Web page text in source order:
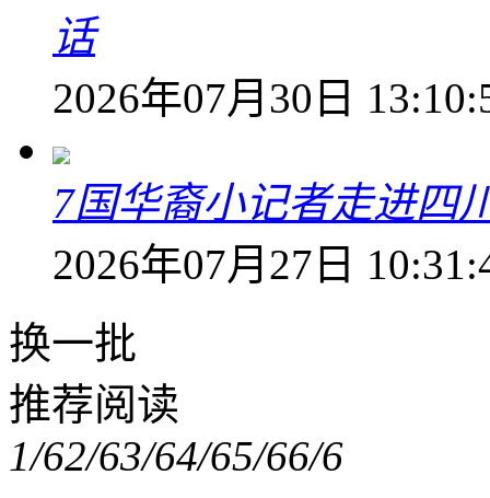
话
2026年07月30日
7国华裔小记者走进四
2026年07月27日
换一批
推荐阅读
1/62/63/64/65/66/6